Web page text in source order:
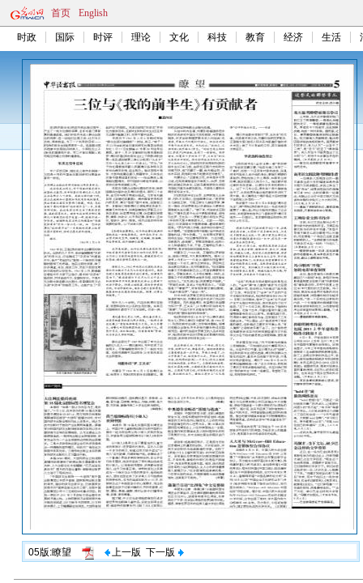
首页 English
时政 国际 时评 理论 文化 科技 教育 经济 生活
05版:瞭望 上一版 下一版